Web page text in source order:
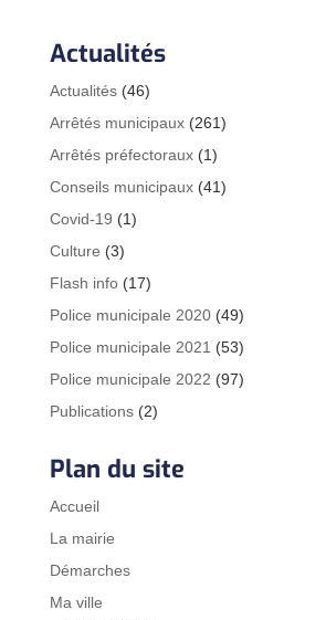
Actualités
Actualités(46)
Arrêtés municipaux(261)
Arrêtés préfectoraux(1)
Conseils municipaux(41)
Covid-19 (1)
Culture (3)
Flash info(17)
Police municipale 2020(49)
Police municipale 2021 (53)
Police municipale 2022 (97)
Publications(2)
Plan du site
Accueil
La mairie
Démarches
Ma ville